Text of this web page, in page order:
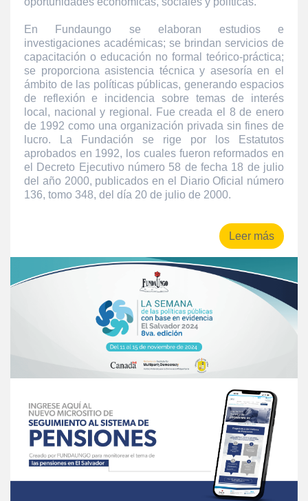
En Fundaungo se elaboran estudios e
investigaciones académicas; se brindan servicios de
capacitación o educación no formal teórico-práctica;
se proporciona asistencia técnica y asesoría en el
ámbito de las políticas públicas, generando espacios
de reflexión e incidencia sobre temas de interés
local, nacional y regional. Fue creada el 8 de enero
de 1992 como una organización privada sin fines de
lucro. La Fundación se rige por los Estatutos
aprobados en 1992, los cuales fueron reformados en
el Decreto Ejecutivo número 58 de fecha 18 de julio
del año 2000, publicados en el Diario Oficial número
136, tomo 348, del día 20 de julio de 2000.
Leer más